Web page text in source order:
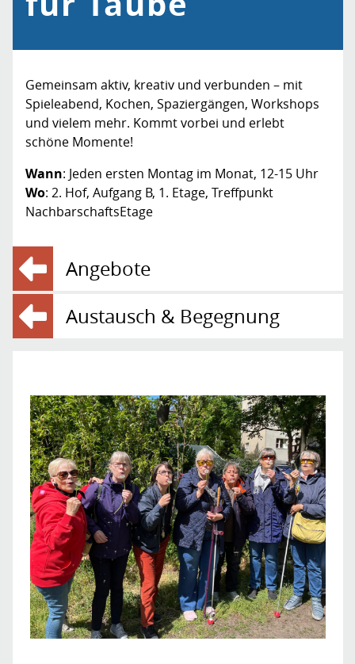
Gemeinsam aktiv, kreativ und verbunden – mit
Spieleabend, Kochen, Spaziergängen, Workshops
und vielem mehr. Kommt vorbei und erlebt
schöne Momente!
Wann: Jeden ersten Montag im Monat, 12-15 Uhr
Wo: 2. Hof, Aufgang B, 1. Etage, Treffpunkt
NachbarschaftsEtage
Angebote
Austausch & Begegnung